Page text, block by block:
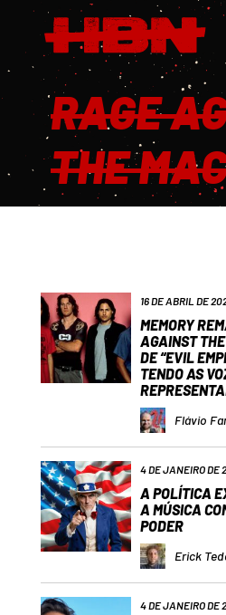
RAGE
THE
16 DE ABRIL DE
MEMORY
AGAINST
DE “EVIL
TENDO AS
Flávio
4 DE JANEIRO DE
A POLÍTICA
A MÚSICA
PODER
Erick
4 DE JANEIRO DE